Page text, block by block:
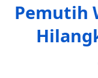
Pemutih